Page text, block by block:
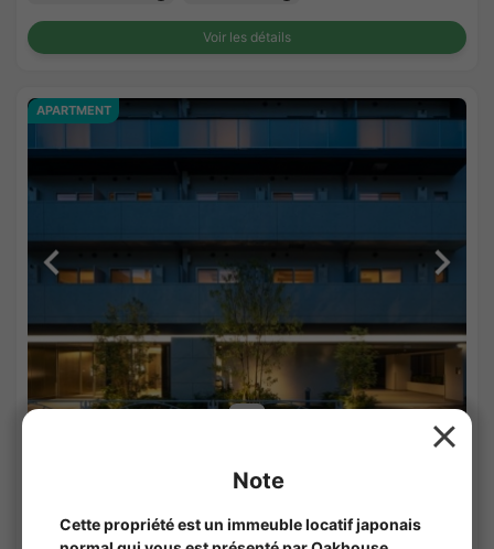
Voir les détails
APARTMENT
Voir les détails